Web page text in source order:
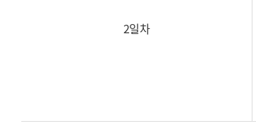
2일차